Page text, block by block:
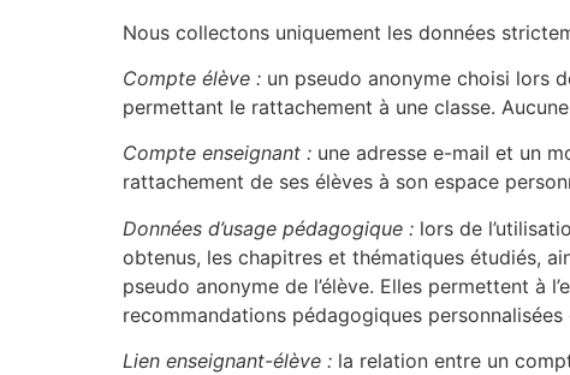
Nous collectons uniquement les données
Compte élève : un pseudo anonyme choisi lors
permettant le rattachement à une classe.
Compte enseignant : une adresse e-mail et un
rattachement de ses élèves à son espace
Données d’usage pédagogique : lors de
obtenus, les chapitres et thématiques étudiés,
pseudo anonyme de l’élève. Elles permettent à
recommandations pédagogiques
Lien enseignant-élève : la relation entre un